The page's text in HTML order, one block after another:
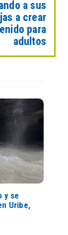
a sus
a crear
para
adultos
y se
Uribe,